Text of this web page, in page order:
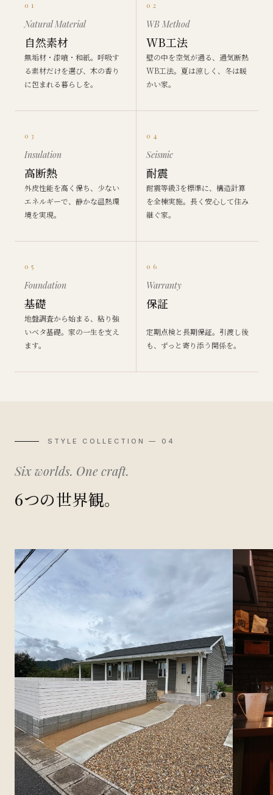
01
Natural Material
自然素材
無垢材・漆喰・和紙。呼吸す
る素材だけを選び、木の香り
に包まれる暮らしを。
02
WB Method
WB工法
壁の中を空気が通る、通気断熱
WB工法。夏は涼しく、冬は暖
かい家。
03
Insulation
高断熱
外皮性能を高く保ち、少ない
エネルギーで、静かな温熱環
境を実現。
04
Seismic
耐震
耐震等級3を標準に、構造計算
を全棟実施。長く安心して住み
継ぐ家。
05
Foundation
基礎
地盤調査から始まる、粘り強
いベタ基礎。家の一生を支え
ます。
06
Warranty
保証
定期点検と長期保証。引渡し後
も、ずっと寄り添う関係を。
STYLE COLLECTION — 04
Six worlds. One craft.
6つの世界観。